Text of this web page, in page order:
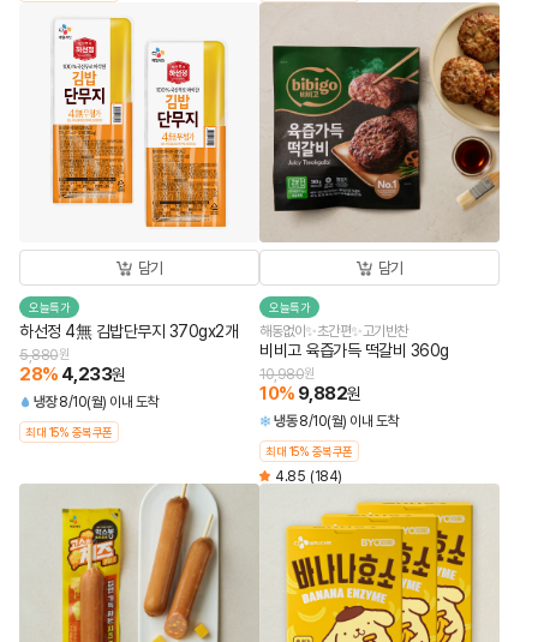
담기
오늘특가
하선정 4無 김밥단무지 370gx2개
5,880원
28% 4,233원
냉장 8/10(월) 이내 도착
최대 15% 중복쿠폰
담기
오늘특가
해동없이✨초간편✨고기반찬
비비고 육즙가득 떡갈비 360g
10,980원
10% 9,882원
냉동 8/10(월) 이내 도착
최대 15% 중복쿠폰
4.85 (184)